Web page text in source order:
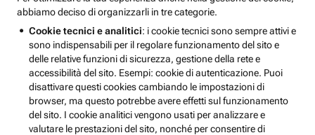
abbiamo deciso di organizzarli in tre categorie.
Cookie tecnici e analitici: i cookie tecnici sono sempre attivi e
sono indispensabili per il regolare funzionamento del sito e
delle relative funzioni di sicurezza, gestione della rete e
accessibilità del sito. Esempi: cookie di autenticazione. Puoi
disattivare questi cookies cambiando le impostazioni di
browser, ma questo potrebbe avere effetti sul funzionamento
del sito. I cookie analitici vengono usati per analizzare e
valutare le prestazioni del sito, nonché per consentire di